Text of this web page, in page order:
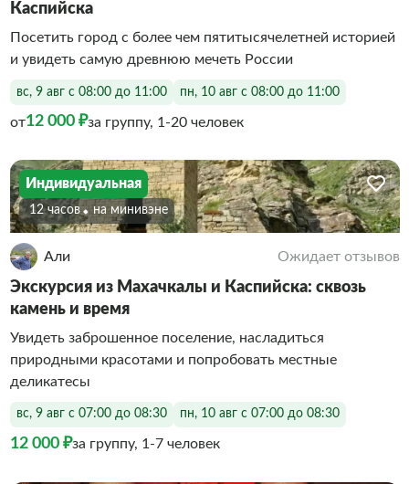
Каспийска
Посетить город с более чем пятитысячелетней историей
и увидеть самую древнюю мечеть России
вс, 9 авг с 08:00 до 11:00 пн, 10 авг с 08:00 до 11:00
от12 000 ₽за группу, 1-20 человек
Индивидуальная
12 часов На минивэне
Али Ожидает отзывов
Экскурсия из Махачкалы и Каспийска: сквозь
камень и время
Увидеть заброшенное поселение, насладиться
природными красотами и попробовать местные
деликатесы
вс, 9 авг с 07:00 до 08:30 пн, 10 авг с 07:00 до 08:30
12 000 ₽за группу, 1-7 человек